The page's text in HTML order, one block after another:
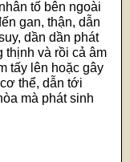
tố bên ngoài
gan, thận, dẫn
dần dần phát
và rồi cả âm
tấy lên hoặc gây
thể, dẫn tới
mà phát sinh